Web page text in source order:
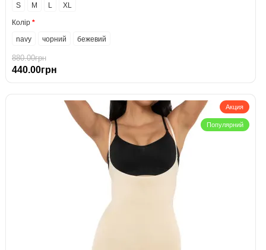
S
M L XL
Колір
navy
чорний бежевий
880.00грн
440.00грн
Акция
Популярний